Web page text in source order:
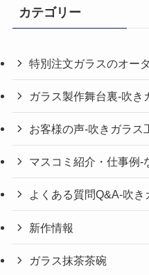
カテゴリー
特別注文ガラスのオー
ガラス製作舞台裏-吹き
お客様の声-吹きガラス
マスコミ紹介・仕事例-
よくある質問Q&A-吹
新作情報
ガラス抹茶茶碗